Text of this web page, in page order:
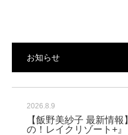
お知らせ
2026.8.9
【飯野美紗子 最新情
の！レイクリゾート+』